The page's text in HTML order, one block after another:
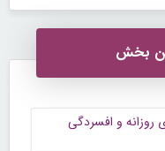
بخش
روزانه و افسردگی